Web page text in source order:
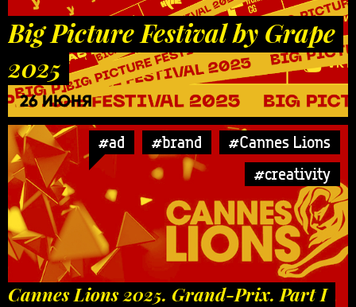
Big Picture Festival by Grape
2025
26 ИЮНЯ
#ad #brand
#Cannes Lions
#creativity
Cannes Lions 2025. Grand-Prix. Part I